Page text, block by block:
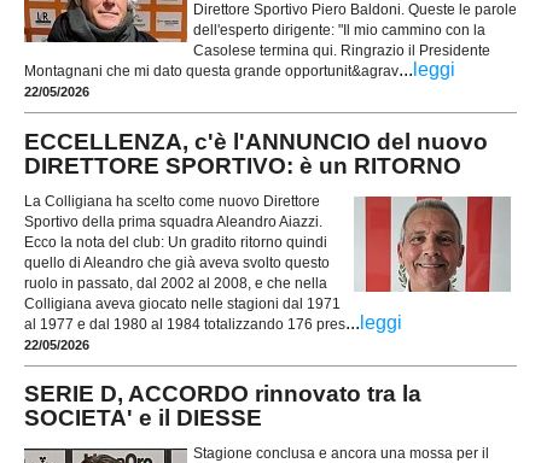
Direttore Sportivo Piero Baldoni. Queste le parole
dell'esperto dirigente: "Il mio cammino con la
Casolese termina qui. Ringrazio il Presidente
Montagnani che mi dato questa grande opportunit&agrav... leggi
22/05/2026
ECCELLENZA, c'è l'ANNUNCIO del nuovo
DIRETTORE SPORTIVO: è un RITORNO
La Colligiana ha scelto come nuovo Direttore
Sportivo della prima squadra Aleandro Aiazzi.
Ecco la nota del club: Un gradito ritorno quindi
quello di Aleandro che già aveva svolto questo
ruolo in passato, dal 2002 al 2008, e che nella
Colligiana aveva giocato nelle stagioni dal 1971
al 1977 e dal 1980 al 1984 totalizzando 176 pres... leggi
22/05/2026
SERIE D, ACCORDO rinnovato tra la
SOCIETA' e il DIESSE
Stagione conclusa e ancora una mossa per il